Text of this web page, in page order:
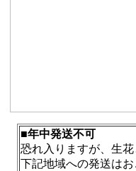
■年中発送不可
恐れ入りますが、生
下記地域への発送は